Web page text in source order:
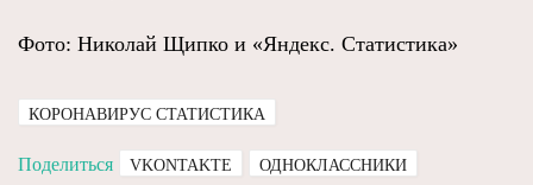
Фото: Николай Щипко и «Яндекс. Статистика»
КОРОНАВИРУС СТАТИСТИКА
Поделиться VKONTAKTE ОДНОКЛАССНИКИ